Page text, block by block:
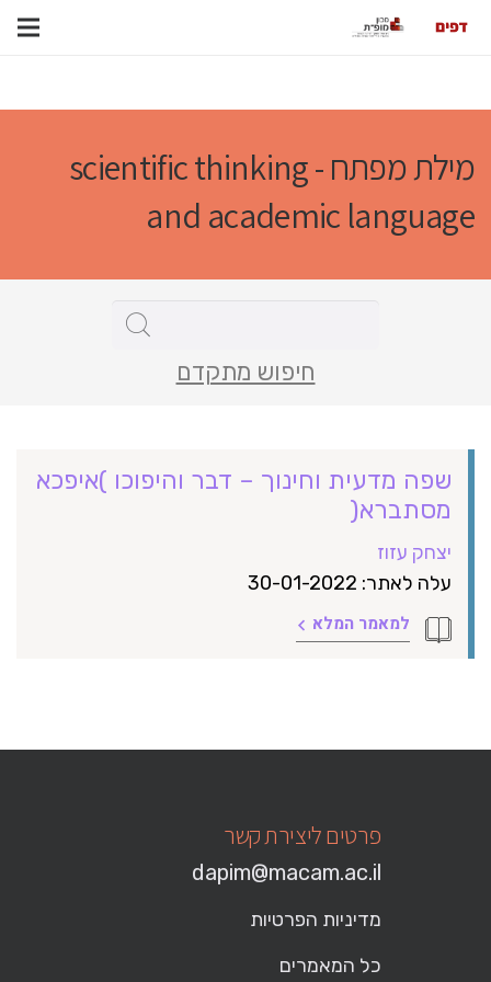
מילת מפתח - scientific thinking
and academic language
חיפוש מתקדם
שפה מדעית וחינוך – דבר והיפוכו )איפכא
מסתברא(
יצחק עזוז
עלה לאתר: 30-01-2022
למאמר המלא
פרטים ליצירת קשר
dapim@macam.ac.il
מדיניות הפרטיות
כל המאמרים